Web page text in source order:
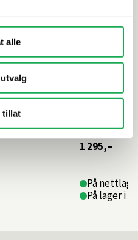
alle
tillat
1 295,–
På
På lager i